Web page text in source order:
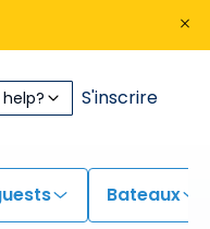
S'inscrire
Bateaux